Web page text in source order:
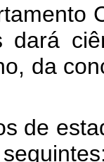
dará
da
de